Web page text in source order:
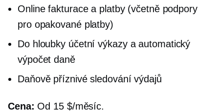
Online fakturace a platby (včetně podpory
pro opakované platby)
Do hloubky účetní výkazy a automatický
výpočet daně
Daňově příznivésledování výdajů
Cena: Od 15 $/měsíc.